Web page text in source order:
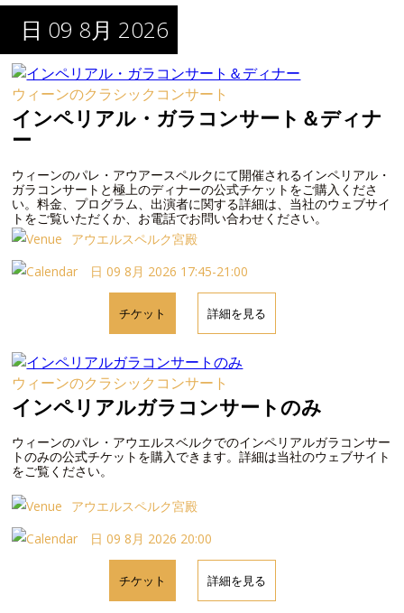
日 09 8月 2026
ウィーンのクラシックコンサート
インペリアル・ガラコンサート＆ディナ
ー
ウィーンのパレ・アウアースペルクにて開催されるインペリアル・
ガラコンサートと極上のディナーの公式チケットをご購入くださ
い。料金、プログラム、出演者に関する詳細は、当社のウェブサイ
トをご覧いただくか、お電話でお問い合わせください。
アウエルスペルク宮殿
日 09 8月 2026 17:45-21:00
チケット 詳細を見る
ウィーンのクラシックコンサート
インペリアルガラコンサートのみ
ウィーンのパレ・アウエルスベルクでのインペリアルガラコンサー
トのみの公式チケットを購入できます。詳細は当社のウェブサイト
をご覧ください。
アウエルスペルク宮殿
日 09 8月 2026 20:00
チケット 詳細を見る